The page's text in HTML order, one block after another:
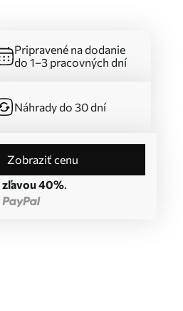
Pripravené na dodanie
do 1–3 pracovných dní
Náhrady do 30 dní
Zobraziť cenu
zľavou 40%.